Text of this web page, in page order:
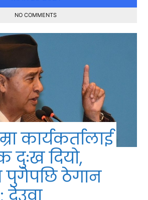
NO COMMENTS
कार्यकर्तालाई
दुःख दियो,
पुगेपछि ठेगान